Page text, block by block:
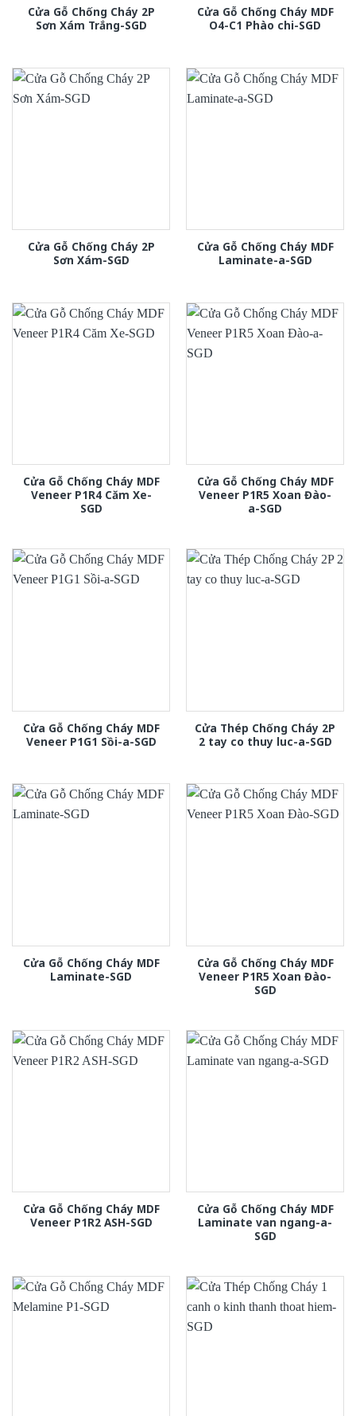
Cửa Gỗ Chống Cháy 2P
Sơn Xám Trắng-SGD
Cửa Gỗ Chống Cháy MDF
O4-C1 Phào chi-SGD
Cửa Gỗ Chống Cháy 2P
Sơn Xám-SGD
Cửa Gỗ Chống Cháy MDF
Laminate-a-SGD
Cửa Gỗ Chống Cháy MDF
Veneer P1R4 Căm Xe-
SGD
Cửa Gỗ Chống Cháy MDF
Veneer P1R5 Xoan Đào-
a-SGD
Cửa Gỗ Chống Cháy MDF
Veneer P1G1 Sồi-a-SGD
Cửa Thép Chống Cháy 2P
2 tay co thuy luc-a-SGD
Cửa Gỗ Chống Cháy MDF
Laminate-SGD
Cửa Gỗ Chống Cháy MDF
Veneer P1R5 Xoan Đào-
SGD
Cửa Gỗ Chống Cháy MDF
Veneer P1R2 ASH-SGD
Cửa Gỗ Chống Cháy MDF
Laminate van ngang-a-
SGD